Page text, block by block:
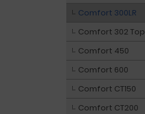
Comfort 300LR
Comfort 302 Top
Comfort 450
Comfort 600
Comfort CT150
Comfort CT200